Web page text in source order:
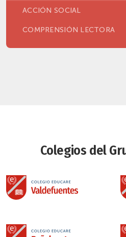
ACCIÓN SOCIAL
COMPRENSIÓN LECTORA
Colegios del